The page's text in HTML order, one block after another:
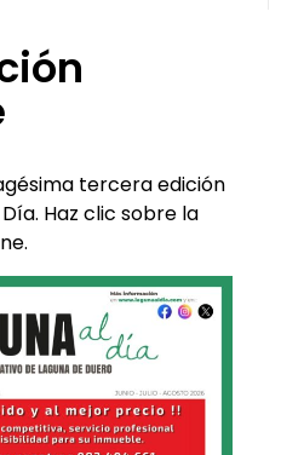
tercera edición
Haz clic sobre la